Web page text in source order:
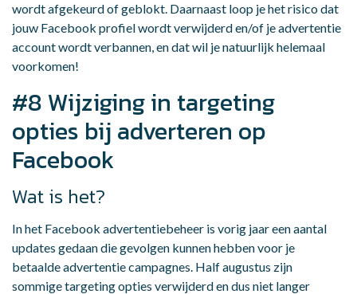
wordt afgekeurd of geblokt. Daarnaast loop je het risico dat
jouw Facebook profiel wordt verwijderd en/of je advertentie
account wordt verbannen, en dat wil je natuurlijk helemaal
voorkomen!
#8 Wijziging in targeting
opties bij adverteren op
Facebook
Wat is het?
In het Facebook advertentiebeheer is vorig jaar een aantal
updates gedaan die gevolgen kunnen hebben voor je
betaalde advertentie campagnes. Half augustus zijn
sommige targeting opties verwijderd en dus niet langer